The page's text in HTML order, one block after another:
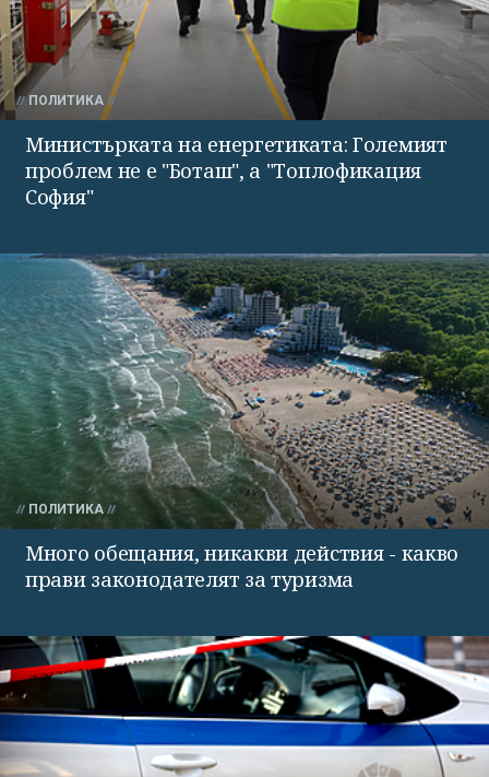
ПОЛИТИКА
Министърката на енергетиката: Големият
проблем не е "Боташ", а "Топлофикация
София"
ПОЛИТИКА
Много обещания, никакви действия - какво
прави законодателят за туризма